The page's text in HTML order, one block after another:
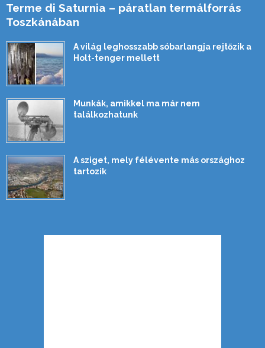
Terme di Saturnia – páratlan termálforrás
Toszkánában
A világ leghosszabb sóbarlangja rejtőzik a
Holt-tenger mellett
Munkák, amikkel ma már nem
találkozhatunk
A sziget, mely félévente más országhoz
tartozik